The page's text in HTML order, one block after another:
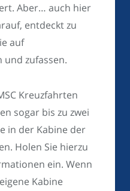
Aber… auch hier
entdeckt zu
auf
und zufassen.
Kreuzfahrten
sogar bis zu zwei
in der Kabine der
Holen Sie hierzu
ein. Wenn
Kabine